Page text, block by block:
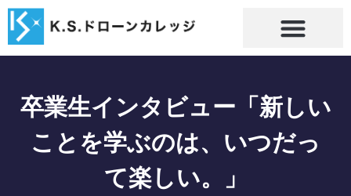
卒業生インタビュー「新しい
ことを学ぶのは、いつだっ
て楽しい。」